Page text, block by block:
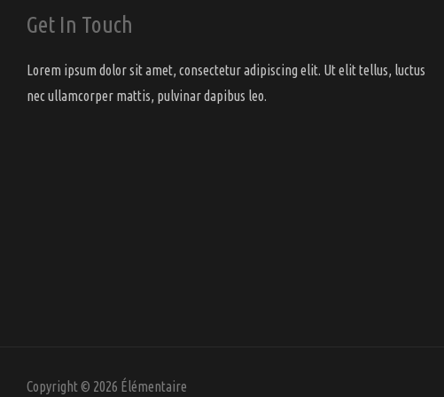
Get In Touch
Lorem ipsum dolor sit amet, consectetur adipiscing elit. Ut elit tellus, luctus
nec ullamcorper mattis, pulvinar dapibus leo.
Copyright © 2026 Élémentaire